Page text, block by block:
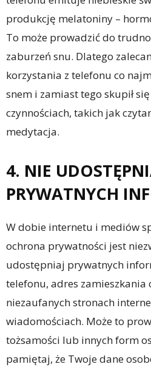
produkcję melatoniny –
To może prowadzić do
zaburzeń snu. Dlatego
korzystania z telefonu co
snem i zamiast tego skupił
czynnościach, takich jak
medytacja.
4. NIE
PRYWATNYCH
W dobie internetu i mediów
ochrona prywatności jest
udostępniaj prywatnych
telefonu, adres zamieszkania
niezaufanych stronach
wiadomościach. Może to
tożsamości lub innych form
pamiętaj, że Twoje dane